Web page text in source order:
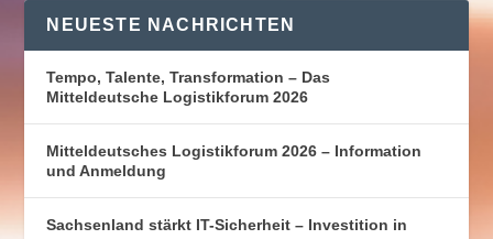
NEUESTE NACHRICHTEN
Tempo, Talente, Transformation – Das
Mitteldeutsche Logistikforum 2026
Mitteldeutsches Logistikforum 2026 – Information
und Anmeldung
Sachsenland stärkt IT-Sicherheit – Investition in